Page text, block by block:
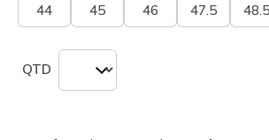
44 45 46 47.5 48.5
QTD